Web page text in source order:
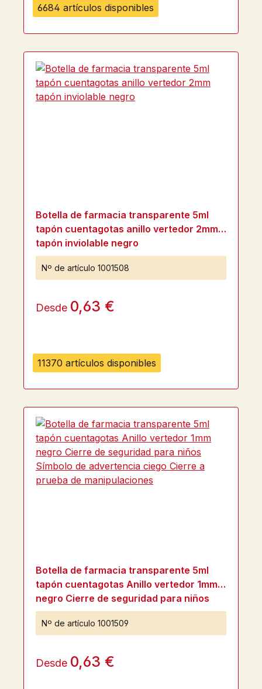
6684 artículos disponibles
11370 artículos disponibles
Botella de farmacia transparente 5ml
tapón cuentagotas anillo vertedor 2mm
tapón inviolable negro
Nº de artículo 1001508
Desde 0,63 €
Botella de farmacia transparente 5ml
tapón cuentagotas Anillo vertedor 1mm
negro Cierre de seguridad para niños
Símbolo de advertencia ciego Cierre a
prueba de manipulaciones
Nº de artículo 1001509
Desde 0,63 €